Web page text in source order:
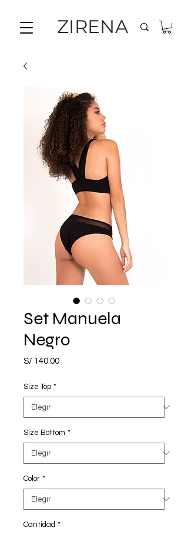
ZIRENA
Set Manuela
Negro
S/ 140.00Precio
Size Top *
Size Bottom *
Color *
Cantidad *